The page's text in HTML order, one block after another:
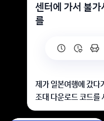
센터에 가서 불
를
제가 일본여행에 갔다
조대 다운로드 코드를
들어가 번호 입력을